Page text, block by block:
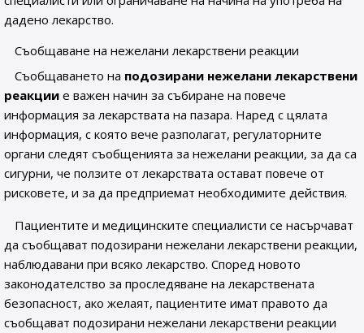
дадено лекарство.
Съобщаване на нежелани лекарствени реакции
Съобщаването на подозирани нежелани лекарствени
реакции е важен начин за събиране на повече
информация за лекарствата на пазара. Наред с цялата
информация, с която вече разполагат, регулаторните
органи следят съобщенията за нежелани реакции, за да са
сигурни, че ползите от лекарствата остават повече от
рисковете, и за да предприемат необходимите действия.
Пациентите и медицинските специалисти се насърчават
да съобщават подозирани нежелани лекарствени реакции,
наблюдавани при всяко лекарство. Според новото
законодателство за проследяване на лекарствената
безопасност, ако желаят, пациентите имат правото да
съобщават подозирани нежелани лекарствени реакции